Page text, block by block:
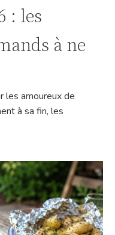
: les
à ne
les amoureux de
à sa fin, les